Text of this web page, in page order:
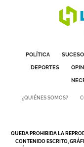
POLÍTICA
DEPORTES
¿QUIÉNES SOMOS?
QUEDA PROHIBIDA LA
CONTENIDO ESCRITO,